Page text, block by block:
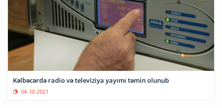
Kəlbəcərdə radio və televiziya yayımı təmin olunub
04-10-2021